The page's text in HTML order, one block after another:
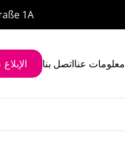
1A
معلومات عنااتصل بنا